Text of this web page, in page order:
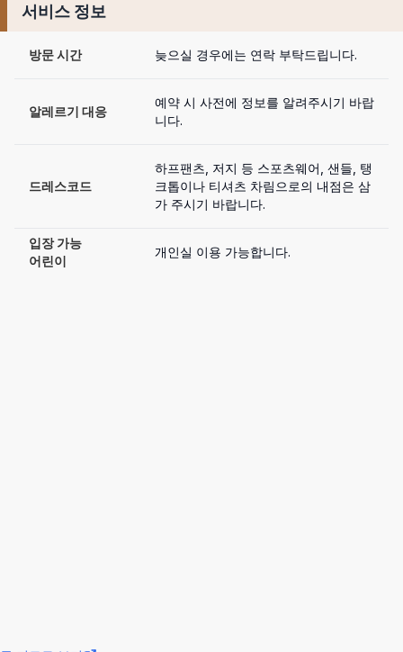
서비스 정보
방문 시간 늦으실 경우에는 연락 부탁드립니다.
알레르기 대응
예약 시 사전에 정보를 알려주시기 바랍
니다.
드레스코드
하프팬츠, 저지 등 스포츠웨어, 샌들, 탱
크톱이나 티셔츠 차림으로의 내점은 삼
가 주시기 바랍니다.
입장 가능
어린이
개인실 이용 가능합니다.